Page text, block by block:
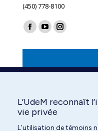
(450) 778-8100
Find us on:
Facebook
in
window
YouTube
in
window
Instagram
in
window
L’UdeM reconnaît
vie privée
L’utilisation de témoins